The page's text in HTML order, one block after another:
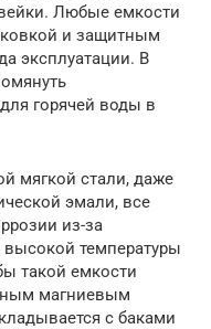
Любые емкости
и защитным
эксплуатации. В
горячей воды в
мягкой стали, даже
эмали, все
из-за
температуры
такой емкости
магниевым
с баками